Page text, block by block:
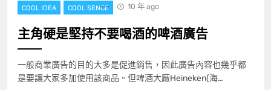
COOL IDEA COOL SENCE 10 年 ago
主角硬是堅持不要喝酒的啤酒廣告
一般商業廣告的目的大多是促進銷售，因此廣告內容也幾乎都
是要讓大家多加使用該商品。但啤酒大廠Heineken(海…